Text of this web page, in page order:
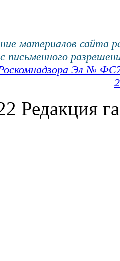
материалов сайта
письменного
Эл №
Редакция